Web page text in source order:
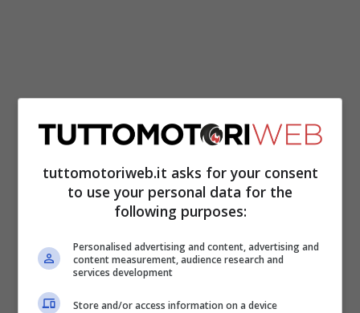
Per il francese neo campione, comunque,
benissimo, non ha commesso errori, è
sempre andato forte e ha fatto risultato
svantaggiata. Si merita di brutto il
Mondiale
tuttomotoriweb.it asks for your consent
to use your personal data for the
following purposes:
Personalised advertising and content, advertising and
content measurement, audience research and
services development
Store and/or access information on a device